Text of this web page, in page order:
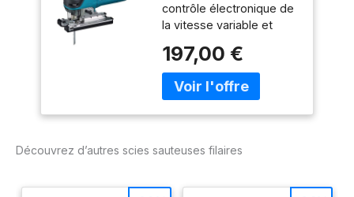
contrôle électronique de
la vitesse variable et
charge Lampe de travail
LED intégrée pour
éclairer la ligne de coupe
90 degrés 3 réglages
La fonction oscillante à 3
197,00 €
Découvrez d’autres scies sauteuses filaires